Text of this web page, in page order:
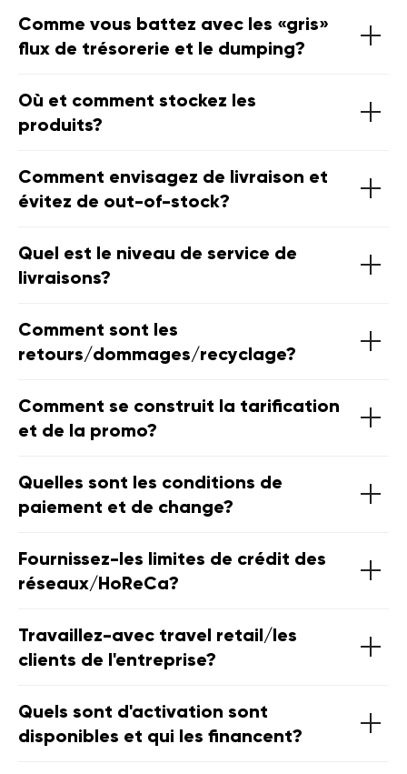
Comme vous battez avec les «gris»
flux de trésorerie et le dumping?
Où et comment stockez les
produits?
Comment envisagez de livraison et
évitez de out-of-stock?
Quel est le niveau de service de
livraisons?
Comment sont les
retours/dommages/recyclage?
Comment se construit la tarification
et de la promo?
Quelles sont les conditions de
paiement et de change?
Fournissez-les limites de crédit des
réseaux/HoReCa?
Travaillez-avec travel retail/les
clients de l'entreprise?
Quels sont d'activation sont
disponibles et qui les financent?